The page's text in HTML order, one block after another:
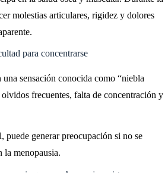
molestias articulares, rigidez y dolores
para concentrarse
sensación conocida como “niebla
frecuentes, falta de concentración y
puede generar preocupación si no se
la menopausia.